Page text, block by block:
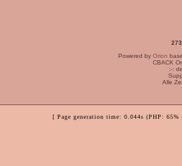
Powered by Orion
CBACK
:-:
Alle
[ Page generation time: 0.044s (PHP: